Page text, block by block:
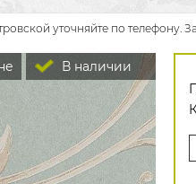
РИСУНОК
Граффити
Карта мира
С вензелями
С
Геометрический рисунок
В клетку
В полоску
уточняйте по телефону.
В наличии